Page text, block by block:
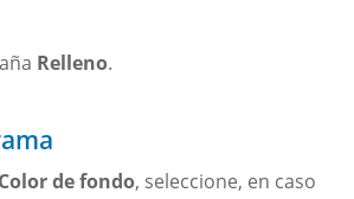
Relleno.
Color de fondo, seleccione, en caso